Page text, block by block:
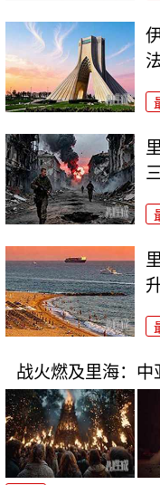
战火燃及里海：